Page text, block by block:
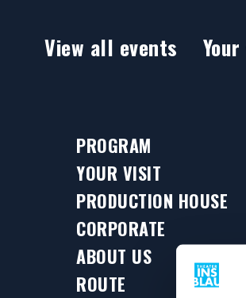
View all events
PROGRAM
YOUR VISIT
PRODUCTION HOUSE
CORPORATE
ABOUT US
ROUTE